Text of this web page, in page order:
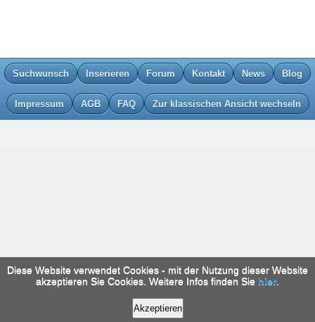
Suchwunsch Inserieren Forum Kontakt News Blog
Impressum AGB FAQ Zur klassischen Ansicht wechseln
Diese Website verwendet Cookies - mit der Nutzung dieser Website
akzeptieren Sie Cookies. Weitere Infos finden Sie hier.